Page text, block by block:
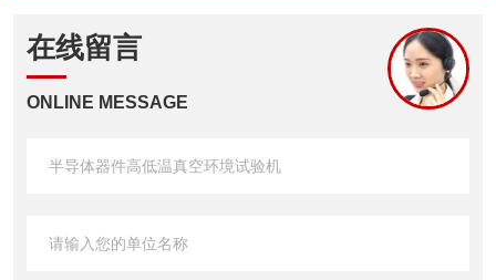
在线留言
ONLINE MESSAGE